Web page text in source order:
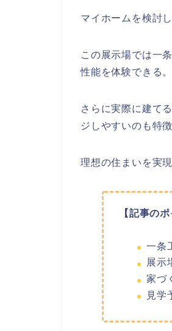
マイホームを検討
この展示場では一
性能を体験できる。
さらに実際に建て
ジしやすいのも特徴
理想の住まいを実
【記事のポ
一条
展示
家づ
見学